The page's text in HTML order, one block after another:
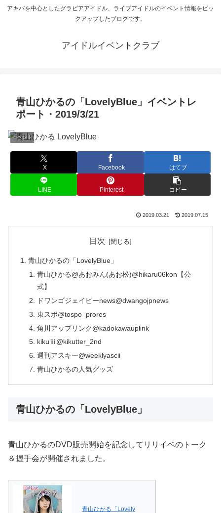
アキバを中心としたグラビアアイドル、ライブアイドルのイベント情報をピッ
クアップしたブログです。
アイドルイベントクラブ
青山ひかるの「LovelyBlue」イベントレ
ポート・2019/3/21
イベント
X Facebook はてブ
LINE Pinterest コピー
2019.03.21 2019.07.15
目次
青山ひかるの「LovelyBlue」
青山ひかる@あおみん(あお松)@hikaru06kon【公
式】
ドワンゴジェイピーnews@dwangojpnews
東スポ@tospo_prores
角川アップリンク@kadokawauplink
kikuⅲ@kikutter_2nd
週刊アスキー@weeklyascii
青山ひかるの人気グッズ
青山ひかるの「LovelyBlue」
青山ひかるのDVD販売開始を記念してリリイベのトーク
＆握手会が開催されました。
青山ひかる「Lovely